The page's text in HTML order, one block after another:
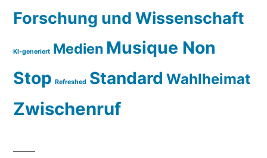
Forschung und Wissenschaft
KI-generiert Medien Musique Non
Stop Refreshed Standard Wahlheimat
Zwischenruf